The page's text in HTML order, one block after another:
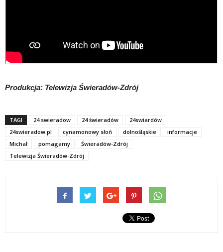
Produkcja: Telewizja Świeradów-Zdrój
TAGI 24 swieradow 24 świeradów
24swiardów
24swieradow.pl
cynamonowy słoń dolnośląskie
informacje
Michał
pomagamy
Świeradów-Zdrój
Telewizja Świeradów-Zdrój